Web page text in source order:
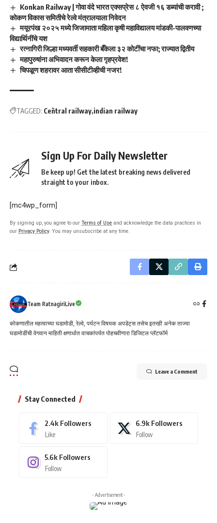
Konkan Railway | गोवा वंदे भारत एक्सप्रेस ८ ऐवजी १६ डब्यांची करावी ;
कोकण विकास समितीचे रेल्वे मंत्रालयाला निवेदन
मयूरपंख २०२५ मध्ये जिजामाता महिला कृषी महाविद्यालय मांडकी-पालवणच्या
विद्यार्थिनींचे यश
रत्नागिरी जिल्हा मध्यवर्ती सहकारी बँकेला ३२ कोटींचा नफा; राज्यात द्वितीय
महापुरुषांना अभिवादन करून केला गृहप्रवेश!
चिपळूण शहरावर आता सीसीटीव्हीची नजर!
TAGGED: Ceñtral railway indian railway
Sign Up For Daily Newsletter
Be keep up! Get the latest breaking news delivered
straight to your inbox.
[mc4wp_form]
By signing up, you agree to our Terms of Use and acknowledge the data practices in
our Privacy Policy. You may unsubscribe at any time.
Team RatnagiriLive
कोकणातील महत्वाच्या घडामोडी, रेल्वे, पर्यटन विषयक अपडेट्स तसेच इतरही अनेक ताज्या
घडामोडींची वेगवान माहिती क्षणार्धात वाचकांपर्यत पोहचवीणारा डिजिटल प्लॅटफॉर्म
Leave a Comment
Stay Connected
2.4k Followers
Like
6.9k Followers
Follow
5.6k Followers
Follow
- Advertisement -